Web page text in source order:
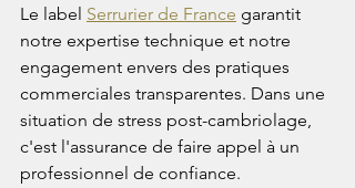
Le label Serrurier de France garantit
notre expertise technique et notre
engagement envers des pratiques
commerciales transparentes. Dans une
situation de stress post-cambriolage,
c'est l'assurance de faire appel à un
professionnel de confiance.